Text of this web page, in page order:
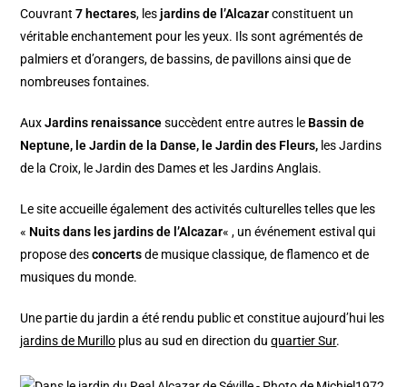
Couvrant7 hectares, lesjardins de l’Alcazarconstituent un
véritable enchantement pour les yeux. Ils sont agrémentés de
palmiers et d’orangers, de bassins, de pavillons ainsi que de
nombreuses fontaines.
AuxJardins renaissancesuccèdent entre autres le Bassin de
Neptune, le Jardin de la Danse, le Jardin des Fleurs, les Jardins
de la Croix, le Jardin des Dames et les Jardins Anglais.
Le site accueille également des activités culturelles telles que les
« Nuits dans les jardins de l’Alcazar« , un événement estival qui
propose desconcertsde musique classique, de flamenco et de
musiques du monde.
Une partie du jardin a été rendu public et constitue aujourd’hui les
jardins de Murillo plus au sud en direction duquartier Sur.